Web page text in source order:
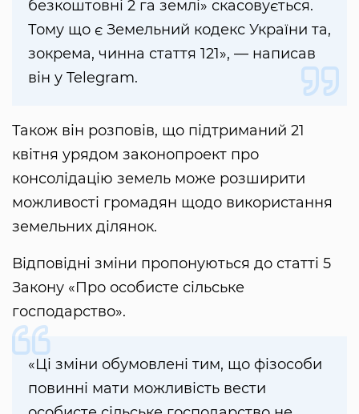
безкоштовні 2 га землі» скасовується.
Тому що є Земельний кодекс України та,
зокрема, чинна стаття 121», — написав
він у Telegram.
Також він розповів, що підтриманий 21
квітня урядом законопроект про
консолідацію земель може розширити
можливості громадян щодо використання
земельних ділянок.
Відповідні зміни пропонуються до статті 5
Закону «Про особисте сільське
господарство».
«Ці зміни обумовлені тим, що фізособи
повинні мати можливість вести